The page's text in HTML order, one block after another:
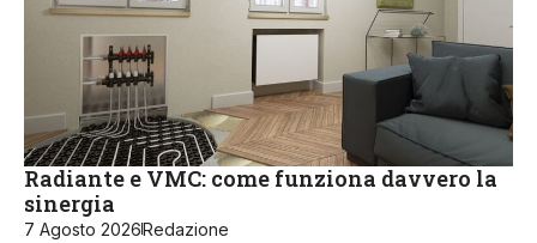
Radiante e VMC: come funziona davvero la
sinergia
7 Agosto 2026Redazione